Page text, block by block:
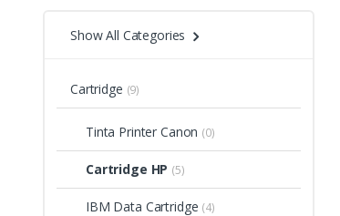
Show All Categories
Cartridge (9)
Tinta Printer Canon (0)
Cartridge HP (5)
IBM Data Cartridge (4)